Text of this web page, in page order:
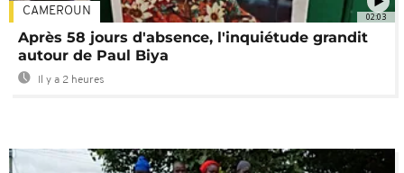
02:03
CAMEROUN
Après 58 jours d'absence, l'inquiétude grandit
autour de Paul Biya
Il y a 2 heures